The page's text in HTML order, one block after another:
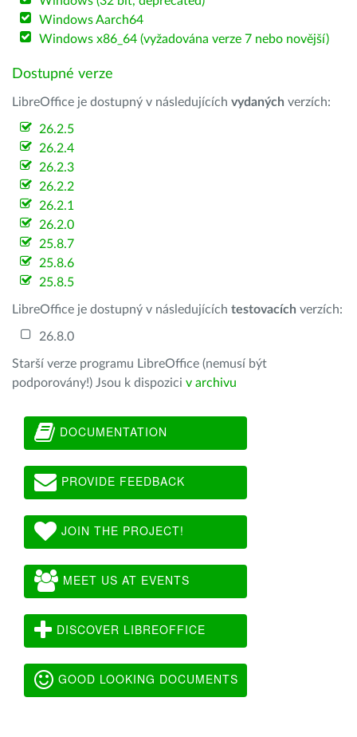
Windows Aarch64
Windows x86_64 (vyžadována verze 7 nebo novější)
Dostupné verze
LibreOffice je dostupný v následujících vydaných verzích:
26.2.5
26.2.4
26.2.3
26.2.2
26.2.1
26.2.0
25.8.7
25.8.6
25.8.5
LibreOffice je dostupný v následujících testovacích verzích:
26.8.0
Starší verze programu LibreOffice (nemusí být
podporovány!) Jsou k dispozici v archivu
DOCUMENTATION
PROVIDE FEEDBACK
JOIN THE PROJECT!
MEET US AT EVENTS
DISCOVER LIBREOFFICE
GOOD LOOKING DOCUMENTS